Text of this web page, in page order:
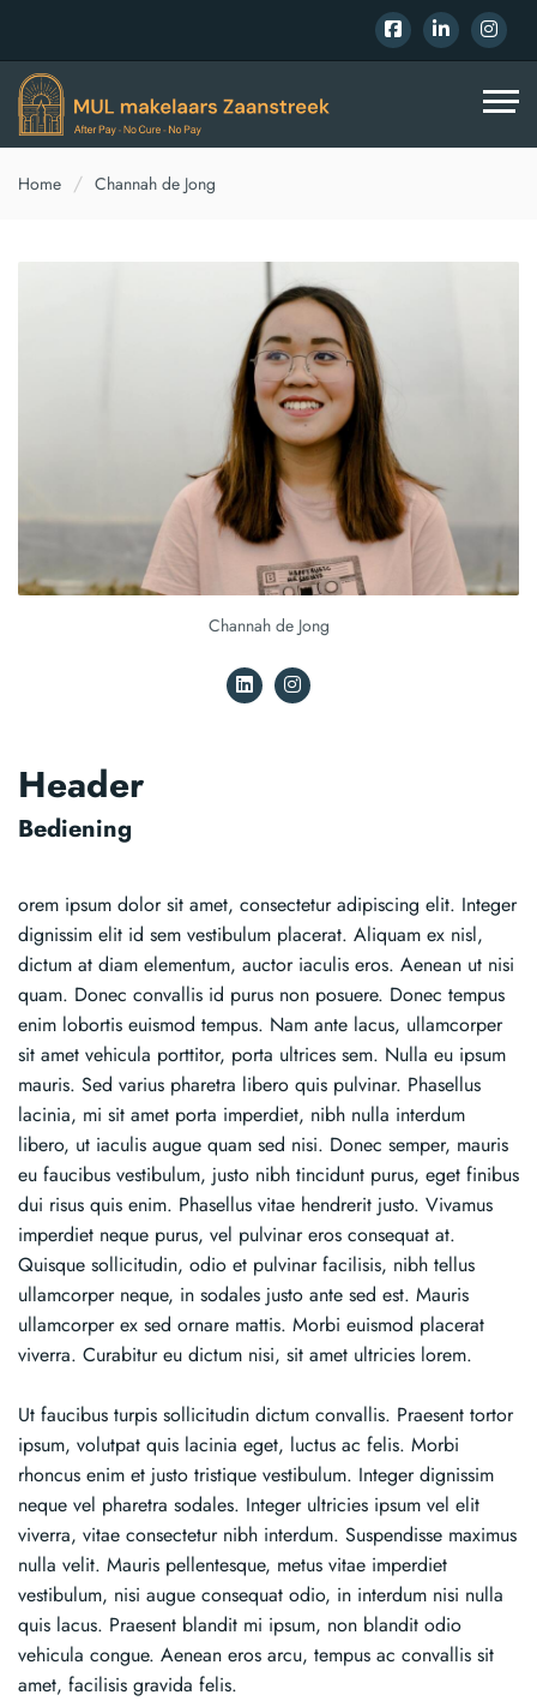
Home Channah de Jong
Channah de Jong
Header
Bediening
orem ipsum dolor sit amet, consectetur adipiscing elit. Integer
dignissim elit id sem vestibulum placerat. Aliquam ex nisl,
dictum at diam elementum, auctor iaculis eros. Aenean ut nisi
quam. Donec convallis id purus non posuere. Donec tempus
enim lobortis euismod tempus. Nam ante lacus, ullamcorper
sit amet vehicula porttitor, porta ultrices sem. Nulla eu ipsum
mauris. Sed varius pharetra libero quis pulvinar. Phasellus
lacinia, mi sit amet porta imperdiet, nibh nulla interdum
libero, ut iaculis augue quam sed nisi. Donec semper, mauris
eu faucibus vestibulum, justo nibh tincidunt purus, eget finibus
dui risus quis enim. Phasellus vitae hendrerit justo. Vivamus
imperdiet neque purus, vel pulvinar eros consequat at.
Quisque sollicitudin, odio et pulvinar facilisis, nibh tellus
ullamcorper neque, in sodales justo ante sed est. Mauris
ullamcorper ex sed ornare mattis. Morbi euismod placerat
viverra. Curabitur eu dictum nisi, sit amet ultricies lorem.
Ut faucibus turpis sollicitudin dictum convallis. Praesent tortor
ipsum, volutpat quis lacinia eget, luctus ac felis. Morbi
rhoncus enim et justo tristique vestibulum. Integer dignissim
neque vel pharetra sodales. Integer ultricies ipsum vel elit
viverra, vitae consectetur nibh interdum. Suspendisse maximus
nulla velit. Mauris pellentesque, metus vitae imperdiet
vestibulum, nisi augue consequat odio, in interdum nisi nulla
quis lacus. Praesent blandit mi ipsum, non blandit odio
vehicula congue. Aenean eros arcu, tempus ac convallis sit
amet, facilisis gravida felis.